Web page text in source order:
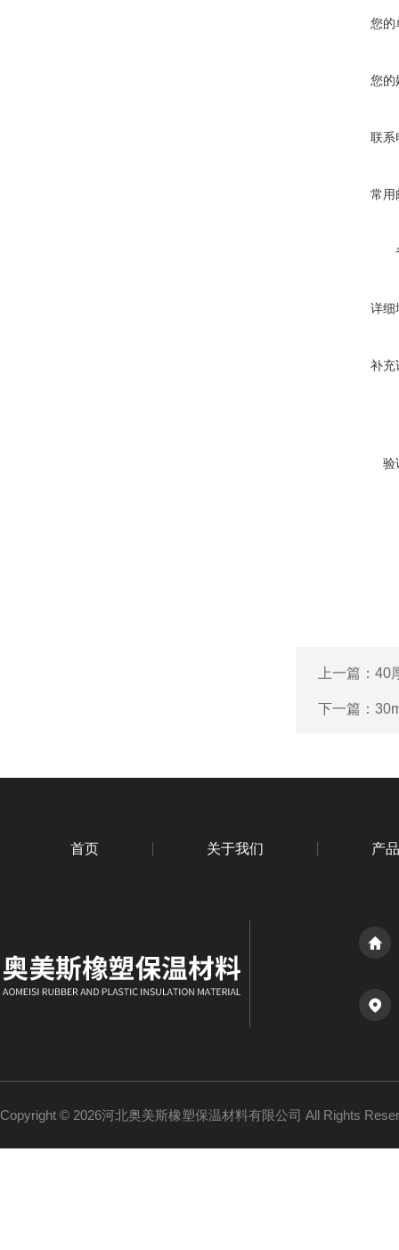
您的
您的
联系
常用
详细
补充
验
上一篇： 40
下一篇：
首页 关于我们 产
Copyright © 2026河北奥美斯橡塑保温材料有限公司 All Rights